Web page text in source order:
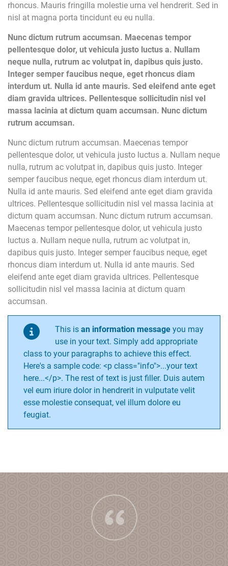
rhoncus. Mauris fringilla molestie urna vel hendrerit. Sed in
nisl at magna porta tincidunt eu eu nulla.
Nunc dictum rutrum accumsan. Maecenas tempor
pellentesque dolor, ut vehicula justo luctus a. Nullam
neque nulla, rutrum ac volutpat in, dapibus quis justo.
Integer semper faucibus neque, eget rhoncus diam
interdum ut. Nulla id ante mauris. Sed eleifend ante eget
diam gravida ultrices. Pellentesque sollicitudin nisl vel
massa lacinia at dictum quam accumsan. Nunc dictum
rutrum accumsan.
Nunc dictum rutrum accumsan. Maecenas tempor
pellentesque dolor, ut vehicula justo luctus a. Nullam neque
nulla, rutrum ac volutpat in, dapibus quis justo. Integer
semper faucibus neque, eget rhoncus diam interdum ut.
Nulla id ante mauris. Sed eleifend ante eget diam gravida
ultrices. Pellentesque sollicitudin nisl vel massa lacinia at
dictum quam accumsan. Nunc dictum rutrum accumsan.
Maecenas tempor pellentesque dolor, ut vehicula justo
luctus a. Nullam neque nulla, rutrum ac volutpat in,
dapibus quis justo. Integer semper faucibus neque, eget
rhoncus diam interdum ut. Nulla id ante mauris. Sed
eleifend ante eget diam gravida ultrices. Pellentesque
sollicitudin nisl vel massa lacinia at dictum quam
accumsan.
This is an information message you may
use in your text. Simply add appropriate
class to your paragraphs to achieve this effect.
Here's a sample code: <p class="info">...your text
here...</p>. The rest of text is just filler. Duis autem
vel eum iriure dolor in hendrerit in vulputate velit
esse molestie consequat, vel illum dolore eu
feugiat.